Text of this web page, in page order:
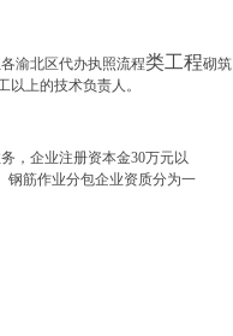
渝北区代办执照流程类工程砌筑
上的技术负责人。
企业注册资本金30万元以
筋作业分包企业资质分为一